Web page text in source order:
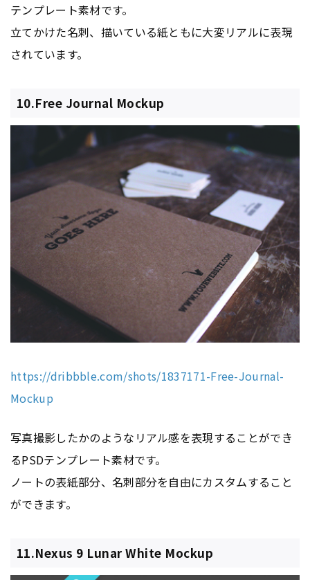
テンプレート素材です。
立てかけた名刺、描いている紙ともに大変リアルに表現
されています。
10.Free Journal Mockup
https://dribbble.com/shots/1837171-Free-Journal-
Mockup
写真撮影したかのようなリアル感を表現することができ
るPSDテンプレート素材です。
ノートの表紙部分、名刺部分を自由にカスタムすること
ができます。
11.Nexus 9 Lunar White Mockup